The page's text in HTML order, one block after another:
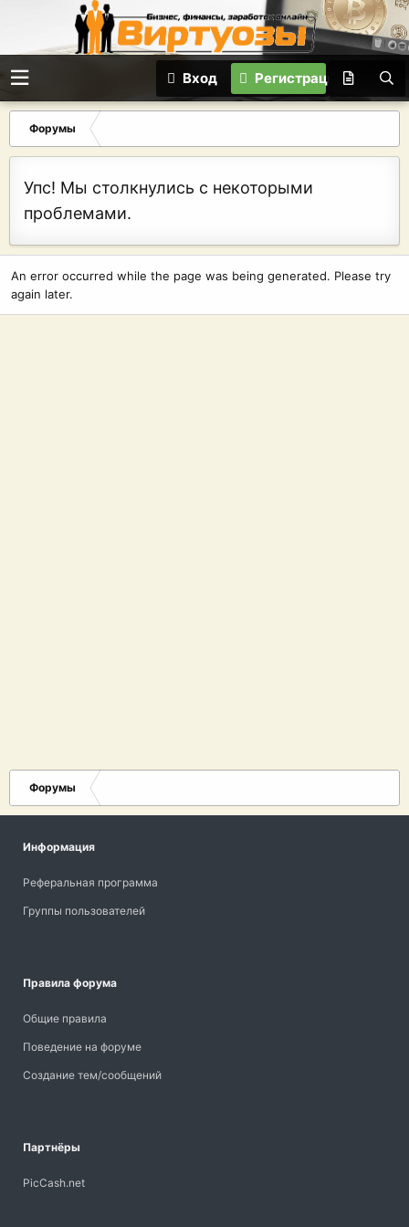
Вход Регистрация
Форумы
Упс! Мы столкнулись с некоторыми
проблемами.
An error occurred while the page was being generated. Please try
again later.
Форумы
Информация
Реферальная программа
Группы пользователей
Правила форума
Общие правила
Поведение на форуме
Создание тем/сообщений
Партнёры
PicCash.net